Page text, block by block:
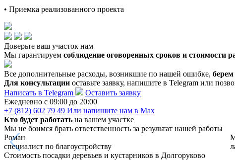
• Приемка реализованного проекта
Доверьте ваш участок нам
Мы гарантируем соблюдение оговоренных сроков и стоимости
Все дополнительные расходы, возникшие по нашей ошибке, берем
Для консультации оставьте заявку, напишите в Telegram или
Написать в Telegram
Оставить заявку
Ежедневно c 09:00 до 20:00
+7 (812) 602 79 49 Или напишите нам в Max
Кто будет работать на вашем участке
Мы не боимся брать ответственность за результат нашей работы
Роман
специалист по благоустройству
Стоимость посадки деревьев и кустарников в Долгоруково